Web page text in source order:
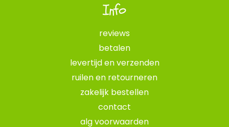
Info
reviews
betalen
levertijd en verzenden
ruilen en retourneren
zakelijk bestellen
contact
alg voorwaarden